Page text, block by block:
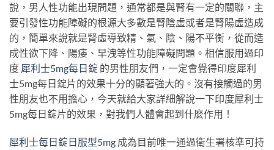
說，男人性功能出現問題，通常都是與腎有一定的關聯，主
要引發性功能障礙的根源大多數是腎陰虛或者是腎陽虛造成
的，簡單來說就是腎虛導致精、氣、陰、陽不平衡，從而造
成性欲下降、陽痿、早洩等性功能障礙問題。相信服用過印
度 犀利士5mg每日錠 的男性朋友們，一定會覺得印度犀利
士5mg每日錠片的效果十分的顯著強大的。沒有接觸過的男
性朋友也不用擔心，今天就給大家詳細解說一下印度犀利士
5mg每日錠片的效果，對我們人體會起到什麼作用！
犀利士每日錠日服型5mg 成為目前唯一通過衛生署核準可持